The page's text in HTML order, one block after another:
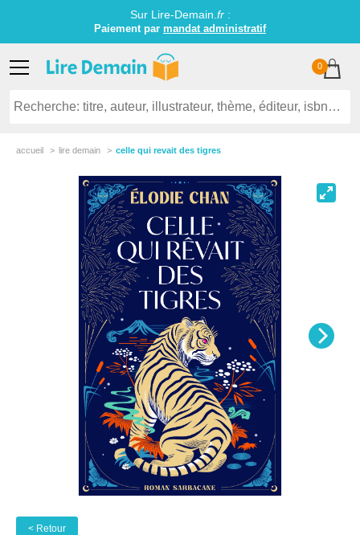
Sur Lire-Demain. fr:
Paiement par mandat administratif
0
accueil lire demain celle qui revait des tigres
< Retour